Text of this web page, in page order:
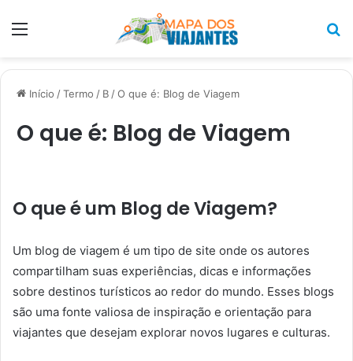
Menu
Início /Termo / B /O que é: Blog de Viagem
O que é: Blog de Viagem
O que é um Blog de Viagem?
Um blog de viagem é um tipo de site onde os autores
compartilham suas experiências, dicas e informações
sobre destinos turísticos ao redor do mundo. Esses blogs
são uma fonte valiosa de inspiração e orientação para
viajantes que desejam explorar novos lugares e culturas.